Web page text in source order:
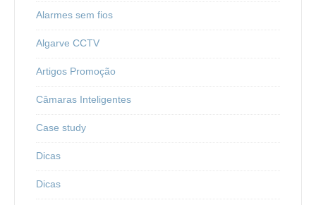
Alarmes sem fios
Algarve CCTV
Artigos Promoção
Câmaras Inteligentes
Case study
Dicas
Dicas